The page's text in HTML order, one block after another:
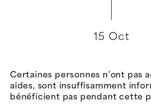
15 Oct
Certaines personnes n’ont pas
aides, sont insuffisamment
bénéficient pas pendant cette